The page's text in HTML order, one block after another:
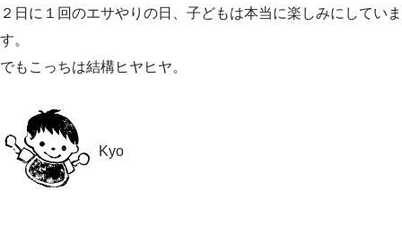
２日に１回のエサやりの日、子どもは本当に楽しみにしていま
す。
でもこっちは結構ヒヤヒヤ。
Kyo